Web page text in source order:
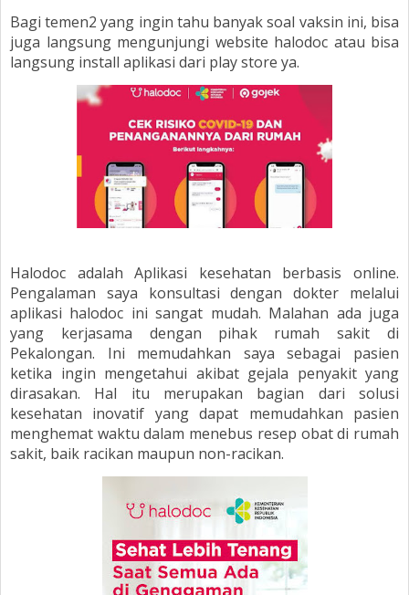
Bagi temen2 yang ingin tahu banyak soal vaksin ini, bisa
juga langsung mengunjungi website halodoc atau bisa
langsung install aplikasi dari play store ya.
Halodoc adalah Aplikasi kesehatan berbasis online.
Pengalaman saya konsultasi dengan dokter melalui
aplikasi halodoc ini sangat mudah. Malahan ada juga
yang kerjasama dengan pihak rumah sakit di
Pekalongan. Ini memudahkan saya sebagai pasien
ketika ingin mengetahui akibat gejala penyakit yang
dirasakan. Hal itu merupakan bagian dari solusi
kesehatan inovatif yang dapat memudahkan pasien
menghemat waktu dalam menebus resep obat di rumah
sakit, baik racikan maupun non-racikan.